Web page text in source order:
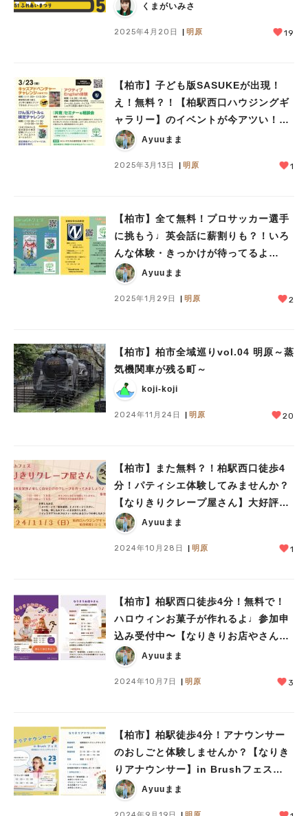
くまがいみさ
2025年4月20日 明原 19
【柏市】子ども版SASUKEが出現！
え！無料？！【柏駅西口ハウジングギ
ャラリー】のイベントが今アツい！〜
3/23(日)開催情報〜
Ayuuまま
2025年3月13日 明原 1
【柏市】全て無料！プロサッカー選手
に挑もう♩英会話に薪割りも？！いろ
んな体験・きっかけが待ってるよ
【Brushフェス】2/9(日)開催！〜参加
申込み受付中〜
Ayuuまま
2025年1月29日 明原 2
【柏市】柏市全域巡りvol.04 明原～蒸
気機関車が残る町～
koji-koji
2024年11月24日 明原 20
【柏市】また無料？！柏駅西口徒歩4
分！パティシエ体験してみませんか？
【なりきりクレープ屋さん】大好評に
つき11/3(日)開催！〜参加申込み受付
中〜
Ayuuまま
2024年10月28日 明原 1
【柏市】柏駅西口徒歩4分！無料で！
ハロウィンお菓子が作れるよ♩参加申
込み受付中〜【なりきりお店やさん】
in Brushフェス10/20(日)開催！
Ayuuまま
2024年10月7日 明原 3
【柏市】柏駅徒歩4分！アナウンサー
のおしごと体験しませんか？【なりき
りアナウンサー】in Brushフェス
9/23(祝)開催！
Ayuuまま